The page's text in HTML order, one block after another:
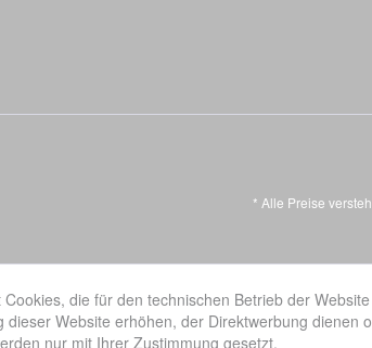
* Alle Preise
die für den technischen Betrieb der
dieser Website erhöhen, der Direktwerbung
nur mit Ihrer Zustimmung gesetzt.